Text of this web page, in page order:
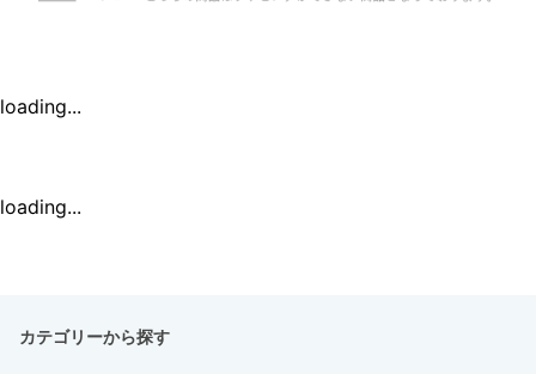
loading...
loading...
カテゴリーから探す